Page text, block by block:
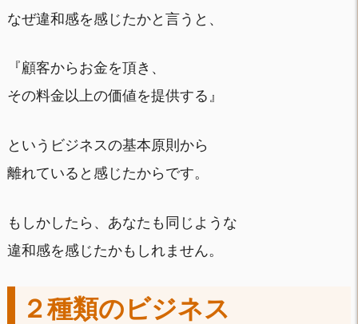
なぜ違和感を感じたかと言うと、
『顧客からお金を頂き、
その料金以上の価値を提供する』
というビジネスの基本原則から
離れていると感じたからです。
もしかしたら、あなたも同じような
違和感を感じたかもしれません。
２種類のビジネス